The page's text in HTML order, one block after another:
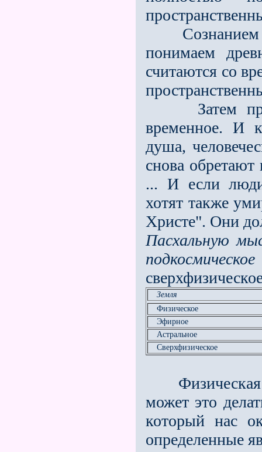
Сознанием
понимаем
считаются со
Затем
временное. И
душа,
снова
... И если
хотят также
Христе". Они
Пасхальную
подкосмическое
Земля
Физическое
Эфирное
Астральное
Сверхфизическое
Физическая
может это
который нас
определенные